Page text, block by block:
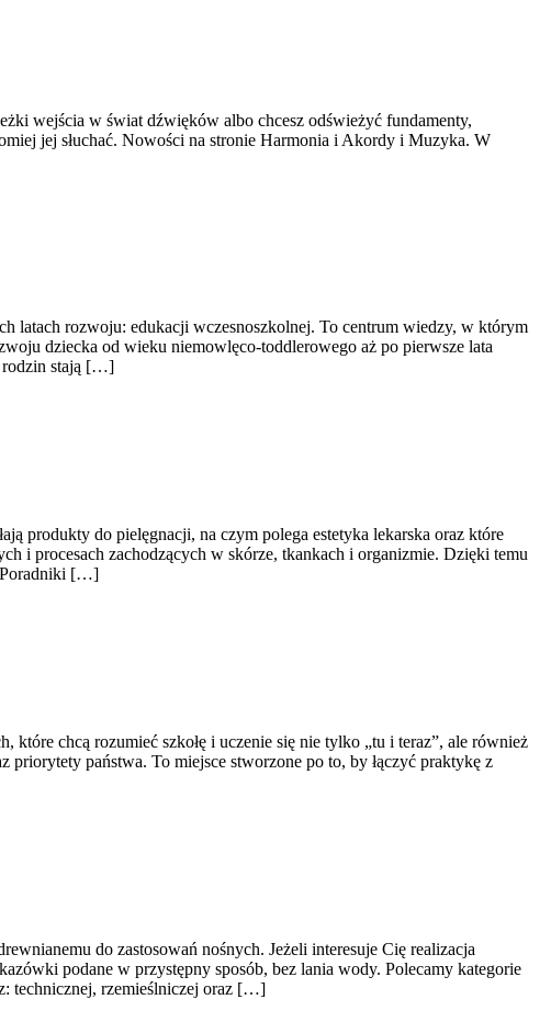
wejścia w świat dźwięków albo chcesz odświeżyć fundamenty,
jej słuchać. Nowości na stronie Harmonia i Akordy i Muzyka. W
latach rozwoju: edukacji wczesnoszkolnej. To centrum wiedzy, w którym
dziecka od wieku niemowlęco-toddlerowego aż po pierwsze lata
rodzin stają […]
produkty do pielęgnacji, na czym polega estetyka lekarska oraz które
i procesach zachodzących w skórze, tkankach i organizmie. Dzięki temu
Poradniki […]
chcą rozumieć szkołę i uczenie się nie tylko „tu i teraz”, ale również
państwa. To miejsce stworzone po to, by łączyć praktykę z
do zastosowań nośnych. Jeżeli interesuje Cię realizacja
podane w przystępny sposób, bez lania wody. Polecamy kategorie
technicznej, rzemieślniczej oraz […]